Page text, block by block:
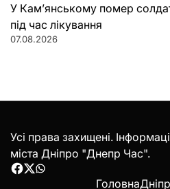
У Кам’янському помер
під час лікування
07.08.2026
Усі права захищені.
міста Дніпро "Днепр Час".
Facebook
Twitter
WhatsApp
Головна